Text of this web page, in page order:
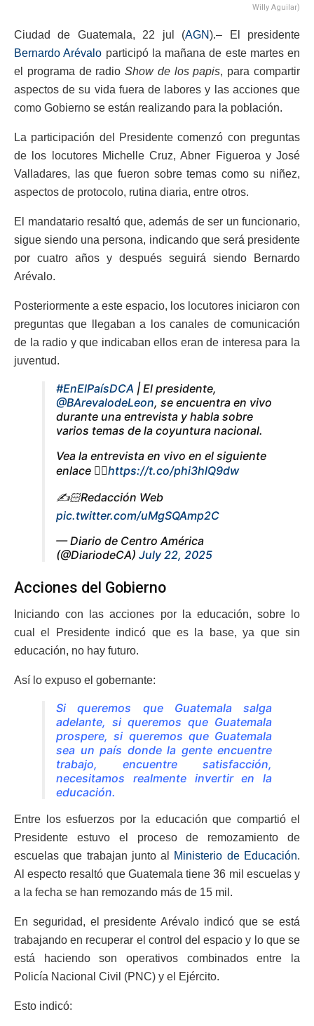
Willy Aguilar)
Ciudad de Guatemala, 22 jul (AGN).– El presidente
Bernardo Arévalo participó la mañana de este martes en
el programa de radioShow de los papis, para compartir
aspectos de su vida fuera de labores y las acciones que
como Gobierno se están realizando para la población.
La participación del Presidente comenzó con preguntas
de los locutores Michelle Cruz, Abner Figueroa y José
Valladares, las que fueron sobre temas como su niñez,
aspectos de protocolo, rutina diaria, entre otros.
El mandatario resaltó que, además de ser un funcionario,
sigue siendo una persona, indicando que será presidente
por cuatro años y después seguirá siendo Bernardo
Arévalo.
Posteriormente a este espacio, los locutores iniciaron con
preguntas que llegaban a los canales de comunicación
de la radio y que indicaban ellos eran de interesa para la
juventud.
#EnElPaísDCA | El presidente,
@BArevalodeLeon, se encuentra en vivo
durante una entrevista y habla sobre
varios temas de la coyuntura nacional.
Vea la entrevista en vivo en el siguiente
enlace 👇🏻https://t.co/phi3hlQ9dw
✍️🏻Redacción Web
pic.twitter.com/uMgSQAmp2C
— Diario de Centro América
(@DiariodeCA) July 22, 2025
Acciones del Gobierno
Iniciando con las acciones por la educación, sobre lo
cual el Presidente indicó que es la base, ya que sin
educación, no hay futuro.
Así lo expuso el gobernante:
Si queremos que Guatemala salga
adelante, si queremos que Guatemala
prospere, si queremos que Guatemala
sea un país donde la gente encuentre
trabajo, encuentre satisfacción,
necesitamos realmente invertir en la
educación.
Entre los esfuerzos por la educación que compartió el
Presidente estuvo el proceso de remozamiento de
escuelas que trabajan junto al Ministerio de Educación.
Al especto resaltó que Guatemala tiene 36 mil escuelas y
a la fecha se han remozando más de 15 mil.
En seguridad, el presidente Arévalo indicó que se está
trabajando en recuperar el control del espacio y lo que se
está haciendo son operativos combinados entre la
Policía Nacional Civil (PNC) y el Ejército.
Esto indicó: